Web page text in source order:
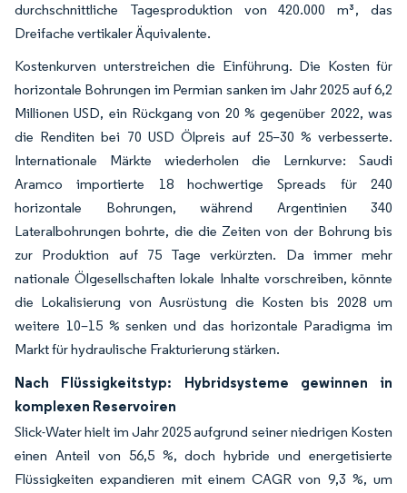
durchschnittliche Tagesproduktion von 420.000 m³, das
Dreifache vertikaler Äquivalente.
Kostenkurven unterstreichen die Einführung. Die Kosten für
horizontale Bohrungen im Permian sanken im Jahr 2025 auf 6,2
Millionen USD, ein Rückgang von 20 % gegenüber 2022, was
die Renditen bei 70 USD Ölpreis auf 25–30 % verbesserte.
Internationale Märkte wiederholen die Lernkurve: Saudi
Aramco importierte 18 hochwertige Spreads für 240
horizontale Bohrungen, während Argentinien 340
Lateralbohrungen bohrte, die die Zeiten von der Bohrung bis
zur Produktion auf 75 Tage verkürzten. Da immer mehr
nationale Ölgesellschaften lokale Inhalte vorschreiben, könnte
die Lokalisierung von Ausrüstung die Kosten bis 2028 um
weitere 10–15 % senken und das horizontale Paradigma im
Markt für hydraulische Frakturierung stärken.
Nach Flüssigkeitstyp: Hybridsysteme gewinnen in
komplexen Reservoiren
Slick-Water hielt im Jahr 2025 aufgrund seiner niedrigen Kosten
einen Anteil von 56,5 %, doch hybride und energetisierte
Flüssigkeiten expandieren mit einem CAGR von 9,3 %, um